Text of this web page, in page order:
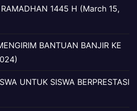
1445 H (March 15,
BANTUAN BANJIR KE
UNTUK SISWA BERPRESTASI